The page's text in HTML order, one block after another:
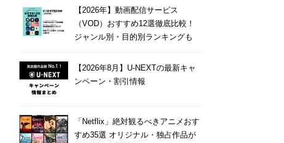
【2026年】動画配信サービス
（VOD）おすすめ12選徹底比較！
ジャンル別・目的別ランキングも
【2026年8月】U-NEXTの最新キャ
ンペーン・割引情報
「Netflix」絶対観るべきアニメおす
すめ35選 オリジナル・独占作品が